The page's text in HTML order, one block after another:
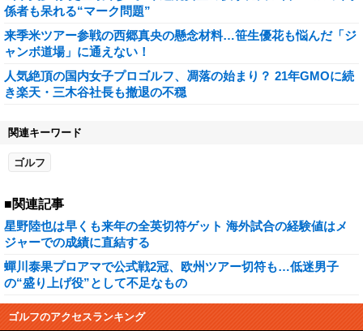
係者も呆れる“マーク問題”
来季米ツアー参戦の西郷真央の懸念材料…笹生優花も悩んだ「ジ
ャンボ道場」に通えない！
人気絶頂の国内女子プロゴルフ、凋落の始まり？ 21年GMOに続
き楽天・三木谷社長も撤退の不穏
関連キーワード
ゴルフ
■関連記事
星野陸也は早くも来年の全英切符ゲット 海外試合の経験値はメ
ジャーでの成績に直結する
蟬川泰果プロアマで公式戦2冠、欧州ツアー切符も…低迷男子
の“盛り上げ役”として不足なもの
ゴルフのアクセスランキング